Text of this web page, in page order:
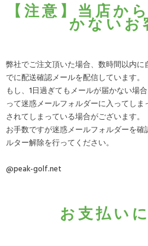
【注意】当店か
かないお
弊社でご注文頂いた場合、数時間以内
でに配送確認メールを配信しています。
もし、1日過ぎてもメールが届かない場
って迷惑メールフォルダーに入ってし
されてしまっている場合がございます。
お手数ですが迷惑メールフォルダーを
ルター解除を行ってください。
@peak-golf.net
お支払い